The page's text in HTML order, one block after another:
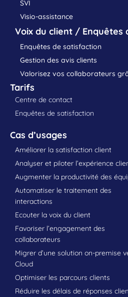
SVI
Visio-assistance
Voix du client / Enquêtes
Enquêtes de satisfaction
Gestion des avis clients
Valorisez vos collaborateurs
Tarifs
Centre de contact
Enquêtes de satisfaction
Cas d’usages
Améliorer la satisfaction client
Analyser et piloter l’expérience
Augmenter la productivité des
Automatiser le traitement des
interactions
Ecouter la voix du client
Favoriser l’engagement des
collaborateurs
Migrer d’une solution on-premise
Cloud
Optimiser les parcours clients
Réduire les délais de réponses